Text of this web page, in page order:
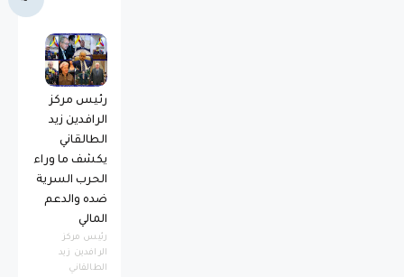
رئيس مركز
الرافدين زيد
الطالقاني
يكشف ما وراء
الحرب السرية
ضده والدعم
المالي
رئيس مركز
الرافدين زيد
الطالقاني